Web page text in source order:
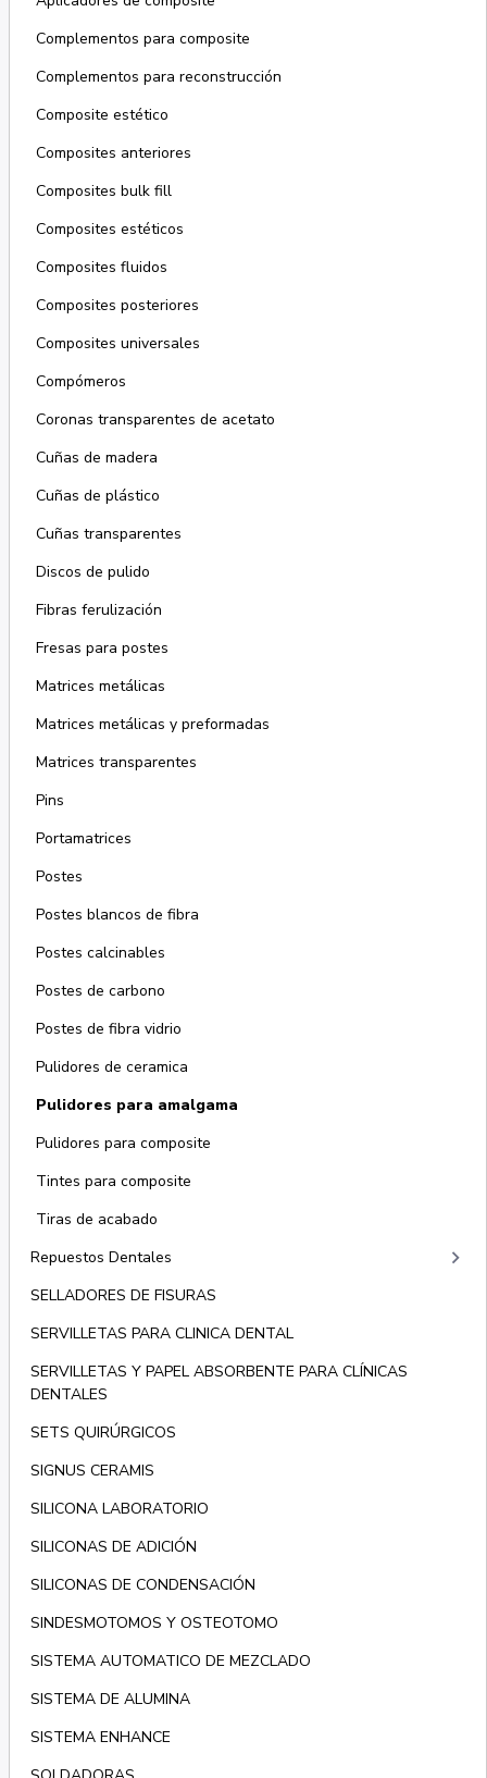
Complementos para composite
Complementos para reconstrucción
Composite estético
Composites anteriores
Composites bulk fill
Composites estéticos
Composites fluidos
Composites posteriores
Composites universales
Compómeros
Coronas transparentes de acetato
Cuñas de madera
Cuñas de plástico
Cuñas transparentes
Discos de pulido
Fibras ferulización
Fresas para postes
Matrices metálicas
Matrices metálicas y preformadas
Matrices transparentes
Pins
Portamatrices
Postes
Postes blancos de fibra
Postes calcinables
Postes de carbono
Postes de fibra vidrio
Pulidores de ceramica
Pulidores para amalgama
Pulidores para composite
Tintes para composite
Tiras de acabado
Repuestos Dentales
keyboard_arrow_right
SELLADORES DE FISURAS
SERVILLETAS PARA CLINICA DENTAL
SERVILLETAS Y PAPEL ABSORBENTE PARA CLÍNICAS
DENTALES
SETS QUIRÚRGICOS
SIGNUS CERAMIS
SILICONA LABORATORIO
SILICONAS DE ADICIÓN
SILICONAS DE CONDENSACIÓN
SINDESMOTOMOS Y OSTEOTOMO
SISTEMA AUTOMATICO DE MEZCLADO
SISTEMA DE ALUMINA
SISTEMA ENHANCE